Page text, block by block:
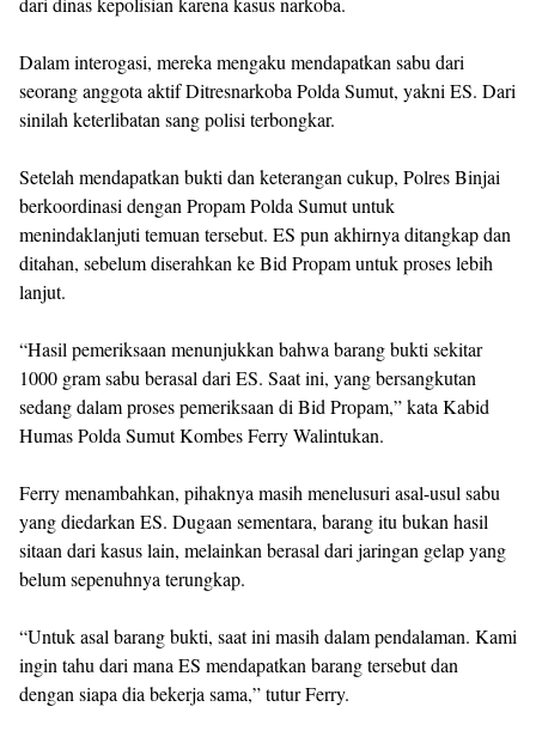
Dalam interogasi, mereka mengaku mendapatkan sabu dari
seorang anggota aktif Ditresnarkoba Polda Sumut, yakni ES. Dari
sinilah keterlibatan sang polisi terbongkar.
Setelah mendapatkan bukti dan keterangan cukup, Polres Binjai
berkoordinasi dengan Propam Polda Sumut untuk
menindaklanjuti temuan tersebut. ES pun akhirnya ditangkap dan
ditahan, sebelum diserahkan ke Bid Propam untuk proses lebih
lanjut.
“Hasil pemeriksaan menunjukkan bahwa barang bukti sekitar
1000 gram sabu berasal dari ES. Saat ini, yang bersangkutan
sedang dalam proses pemeriksaan di Bid Propam,” kata Kabid
Humas Polda Sumut Kombes Ferry Walintukan.
Ferry menambahkan, pihaknya masih menelusuri asal-usul sabu
yang diedarkan ES. Dugaan sementara, barang itu bukan hasil
sitaan dari kasus lain, melainkan berasal dari jaringan gelap yang
belum sepenuhnya terungkap.
“Untuk asal barang bukti, saat ini masih dalam pendalaman. Kami
ingin tahu dari mana ES mendapatkan barang tersebut dan
dengan siapa dia bekerja sama,” tutur Ferry.